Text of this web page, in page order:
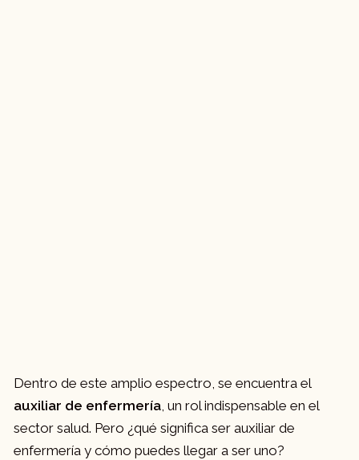
Dentro de este amplio espectro, se encuentra el
auxiliar de enfermería, un rol indispensable en el
sector salud. Pero ¿qué significa ser auxiliar de
enfermería y cómo puedes llegar a ser uno?